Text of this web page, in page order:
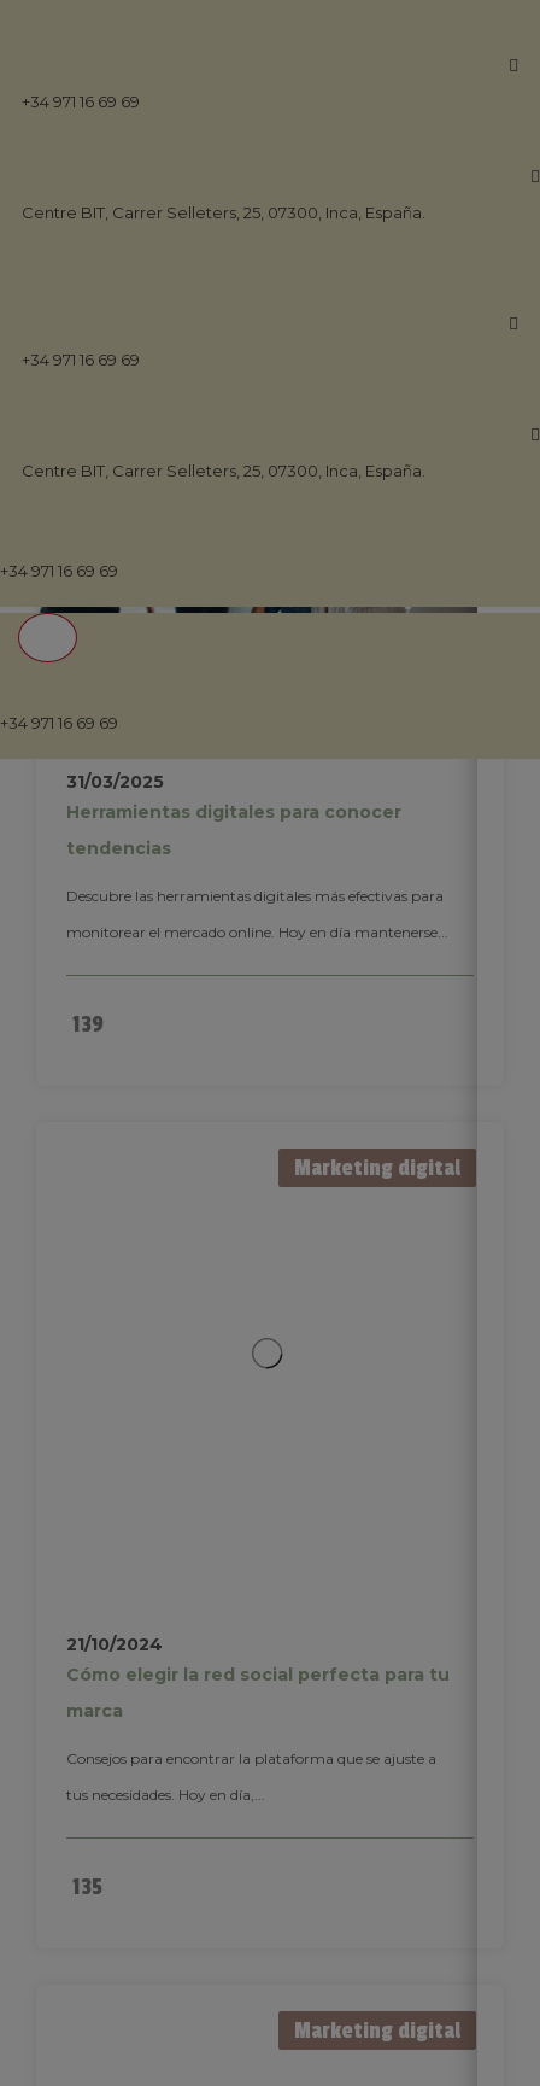
+34 971 16 69 69
Centre BIT, Carrer Selleters, 25, 07300, Inca, España.
+34 971 16 69 69
Centre BIT, Carrer Selleters, 25, 07300, Inca, España.
+34 971 16 69 69
+34 971 16 69 69
Marketing digital
Marketing digital
31/03/2025
Herramientas digitales para conocer
tendencias
Descubre las herramientas digitales más efectivas para
monitorear el mercado online. Hoy en día mantenerse...
139
Marketing digital
21/10/2024
Cómo elegir la red social perfecta para tu
marca
Consejos para encontrar la plataforma que se ajuste a
tus necesidades. Hoy en día,...
135
Marketing digital